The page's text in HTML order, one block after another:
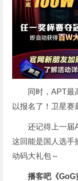
同时，APT最
以报名了！卫星赛
还记得上一届
这回能是国人选手
动码大礼包～
播客吧《GoG